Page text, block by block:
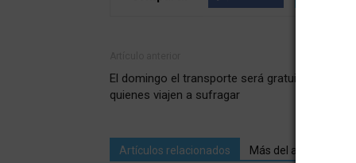
El domingo el transporte será gratuito para
quienes viajen a sufragar
Artículos relacionados Más del autor